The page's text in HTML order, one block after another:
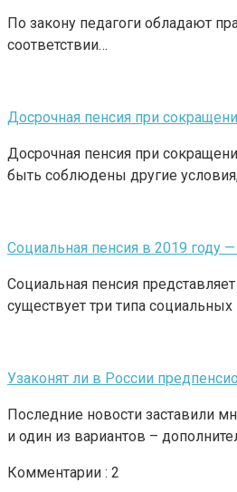
По закону педагоги обладают
соответствии…
Досрочная пенсия при
Досрочная пенсия при
быть соблюдены другие
Социальная пенсия в 2019 году
Социальная пенсия
существует три типа
Узаконят ли в России
Последние новости заставили
и один из вариантов –
Комментарии : 2